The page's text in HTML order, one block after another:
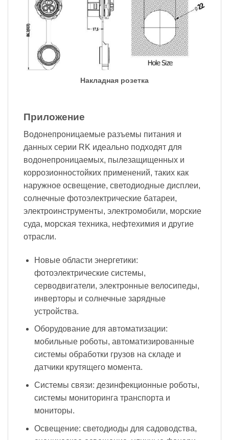
Накладная розетка
Приложение
Водонепроницаемые разъемы питания и
данных серии RK идеально подходят для
водонепроницаемых, пылезащищенных и
коррозионностойких применений, таких как
наружное освещение, светодиодные дисплеи,
солнечные фотоэлектрические батареи,
электроинструменты, электромобили, морские
суда, морская техника, нефтехимия и другие
отрасли.
Новые области энергетики:
фотоэлектрические системы,
серводвигатели, электронные велосипеды,
инверторы и солнечные зарядные
устройства.
Оборудование для автоматизации:
мобильные роботы, автоматизированные
системы обработки грузов на складе и
датчики крутящего момента.
Системы связи: дезинфекционные роботы,
системы мониторинга транспорта и
мониторы.
Освещение: светодиоды для садоводства,